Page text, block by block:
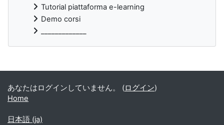
Tutorial piattaforma e-learning
Demo corsi
補助ブロック
あなたはログインしていません。 (ログイン)
Home
日本語 ‎(ja)‎